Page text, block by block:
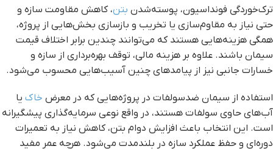
ترک‌خوردگی فونداسیون، پوسته‌شدن بتن، کاهش مقاومت سازه و
حتی نیاز به مقاوم‌سازی یا تخریب و بازسازی بخش‌هایی از پروژه،
همگی هزینه‌هایی هستند که می‌توانند چندین برابر اختلاف قیمت
سیمان باشند. علاوه بر هزینه مالی، توقف بهره‌برداری از سازه و
خسارات جانبی نیز از پیامدهای چنین آسیب‌هایی محسوب می‌شود.
استفاده از سیمان ضدسولفات در پروژه‌هایی که در معرض خاک یا
آب‌های حاوی سولفات هستند، در واقع نوعی سرمایه‌گذاری پیشگیرانه
است. این انتخاب باعث افزایش دوام بتن، کاهش نیاز به تعمیرات
دوره‌ای و حفظ عملکرد سازه در بلندمدت می‌شود. هرچه عمر مفید